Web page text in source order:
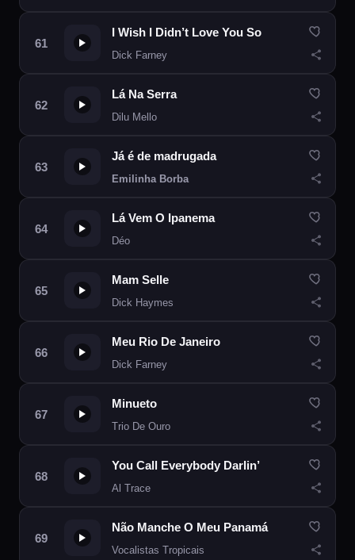
I Wish I Didn’t Love You So
Dick Farney
Lá Na Serra
Dilu Mello
Já é de madrugada
Emilinha Borba
Lá Vem O Ipanema
Déo
Mam Selle
Dick Haymes
Meu Rio De Janeiro
Dick Farney
Minueto
Trio De Ouro
You Call Everybody Darlin’
Al Trace
Não Manche O Meu Panamá
Vocalistas Tropicais